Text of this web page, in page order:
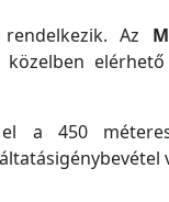
Az
a 450